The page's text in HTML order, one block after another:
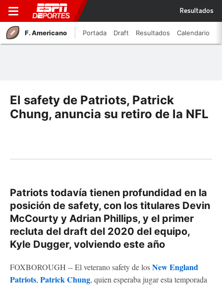
Resultados
F. Americano Portada Draft Resultados Calendario
El safety de Patriots, Patrick
Chung, anuncia su retiro de la NFL
Patriots todavía tienen profundidad en la
posición de safety, con los titulares Devin
McCourty y Adrian Phillips, y el primer
recluta del draft del 2020 del equipo,
Kyle Dugger, volviendo este año
FOXBOROUGH -- El veterano safety de losNew England
Patriots, Patrick Chung, quien esperaba jugar esta temporada